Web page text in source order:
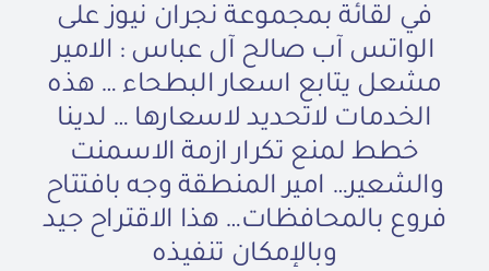
في لقائة بمجموعة نجران نيوز على
الواتس آب صالح آل عباس : الامير
مشعل يتابع اسعار البطحاء … هذه
الخدمات لاتحديد لاسعارها … لدينا
خطط لمنع تكرار ازمة الاسمنت
والشعير… امير المنطقة وجه بافتتاح
فروع بالمحافظات… هذا الاقتراح جيد
وبالإمكان تنفيذه